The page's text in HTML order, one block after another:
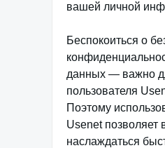
вашей личной
Беспокоиться о
данных — важно
пользователя
Поэтому
Usenet позволяет
наслаждаться